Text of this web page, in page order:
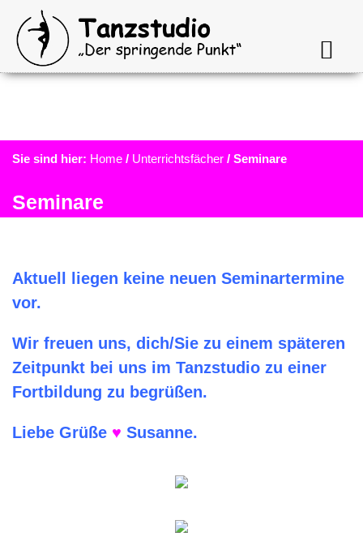
Seminare
Sie sind hier: Home / Unterrichtsfächer / Seminare
Aktuell liegen keine neuen Seminartermine
vor.
Wir freuen uns, dich/Sie zu einem späteren
Zeitpunkt bei uns im Tanzstudio zu einer
Fortbildung zu begrüßen.
Liebe Grüße ♥ Susanne.